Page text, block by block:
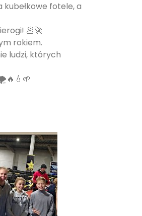
kubełkowe fotele, a
🥟🚀
rokiem.
ludzi, których